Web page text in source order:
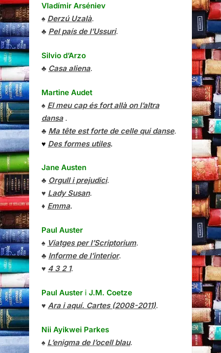
Vladímir Arséniev
♠ Derzú Uzalà.
♣ Pel país de l’Ussuri.
Silvio d’Arzo
♣ Casa aliena.
Martine Audet
♠ El meu cap és fort allà on l’altra
dansa.
♣ Ma tête est forte de celle qui danse.
♥ Des formes utiles.
Jane Austen
♣ Orgull i prejudici.
♥ Lady Susan.
♦ Emma.
Paul Auster
♠ Viatges per l’Scriptorium.
♣ Informe de l’interior.
♥ 4 3 2 1.
Paul Auster i J.M. Coetze
♥ Ara i aquí. Cartes (2008-2011).
Nii Ayikwei Parkes
♠ L’enigma de l’ocell blau.